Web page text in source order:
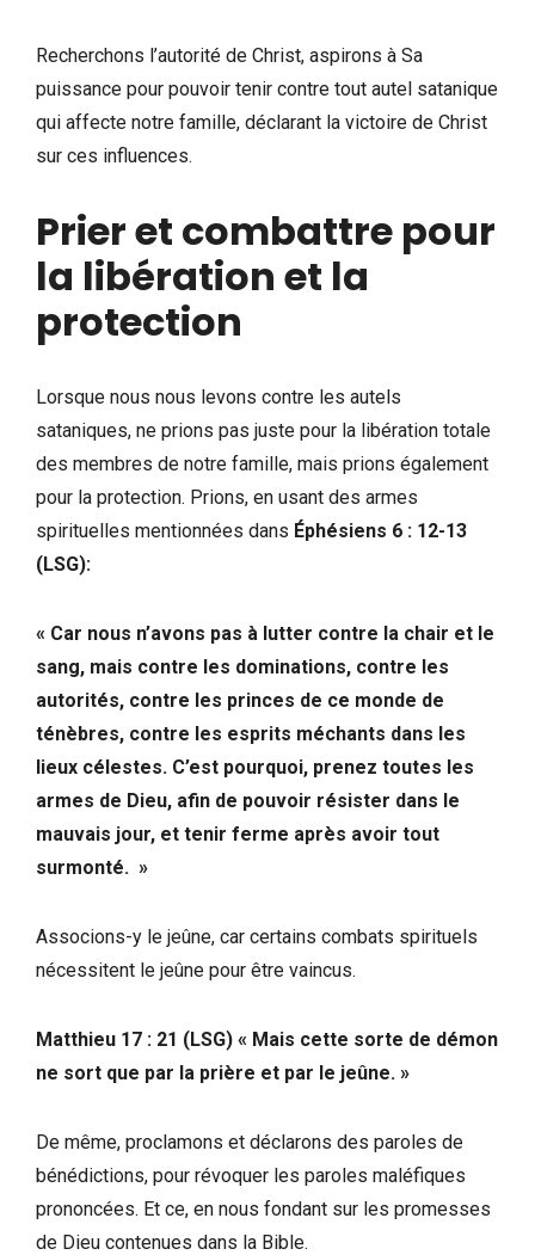
Recherchons l’autorité de Christ, aspirons à Sa
puissance pour pouvoir tenir contre tout autel satanique
qui affecte notre famille, déclarant la victoire de Christ
sur ces influences.
Prier et combattre pour
la libération et la
protection
Lorsque nous nous levons contre les autels
sataniques, ne prions pas juste pour la libération totale
des membres de notre famille, mais prions également
pour la protection. Prions, en usant des armes
spirituelles mentionnées dans Éphésiens 6 : 12-13
(LSG):
« Car nous n’avons pas à lutter contre la chair et le
sang, mais contre les dominations, contre les
autorités, contre les princes de ce monde de
ténèbres, contre les esprits méchants dans les
lieux célestes. C’est pourquoi, prenez toutes les
armes de Dieu, afin de pouvoir résister dans le
mauvais jour, et tenir ferme après avoir tout
surmonté. »
Associons-y le jeûne, car certains combats spirituels
nécessitent le jeûne pour être vaincus.
Matthieu 17 : 21 (LSG) « Mais cette sorte de démon
ne sort que par la prière et par le jeûne. »
De même, proclamons et déclarons des paroles de
bénédictions, pour révoquer les paroles maléfiques
prononcées. Et ce, en nous fondant sur les promesses
de Dieu contenues dans la Bible.